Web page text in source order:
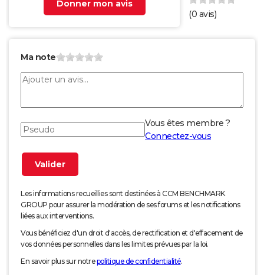
Donner mon avis
(0 avis)
Ma note
Vous êtes membre ?
Connectez-vous
Les informations recueillies sont destinées à CCM BENCHMARK
GROUP pour assurer la modération de ses forums et les notifications
liées aux interventions.
Vous bénéficiez d'un droit d'accès, de rectification et d'effacement de
vos données personnelles dans les limites prévues par la loi.
En savoir plus sur notrepolitique de confidentialité.